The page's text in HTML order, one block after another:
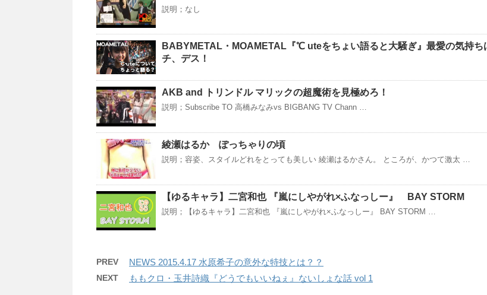
説明；なし
BABYMETAL・MOAMETAL『℃ uteをちょい語ると大騒ぎ』最愛の気持ち
チ、デス！
AKB and トリンドル マリックの超魔術を見極めろ！
説明；Subscribe TO 高橋みなみvs BIGBANG TV Chann …
綾瀬はるか ぽっちゃりの頃
説明；容姿、スタイルどれをとっても美しい 綾瀬はるかさん。 ところが、かつて激太 …
【ゆるキャラ】二宮和也 『嵐にしやがれ×ふなっしー』 BAY STORM
説明；【ゆるキャラ】二宮和也 『嵐にしやがれ×ふなっしー』 BAY STORM …
PREV NEWS 2015.4.17 水原希子の意外な特技とは？？
NEXT ももクロ・玉井詩織『どうでもいいねぇ』ないしょな話 vol 1